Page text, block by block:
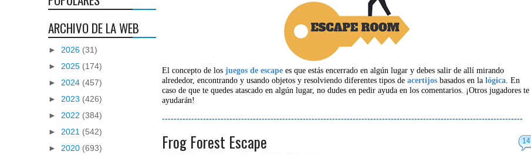
El concepto de losjuegos de escape es que estás encerrado en algún lugar y debes salir de allí mirando
alrededor, encontrando y usando objetos y resolviendo diferentes tipos deacertijos basados en lalógica. En
caso de que te quedes atascado en algún lugar, no dudes en pedir ayuda en los comentarios. ¡Otros jugadores te
ayudarán!
---------------------------------------------------------------------------------------------------------------------------
14
Frog Forest Escape
ARCHIVO DE LA WEB
► 2026 (31)
► 2025 (174)
► 2024 (457)
► 2023 (426)
► 2022 (384)
► 2021 (542)
► 2020 (693)